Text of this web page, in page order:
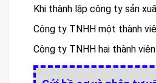
Khi thành lập công ty sản
Công ty TNHH một thành
Công ty TNHH hai thành